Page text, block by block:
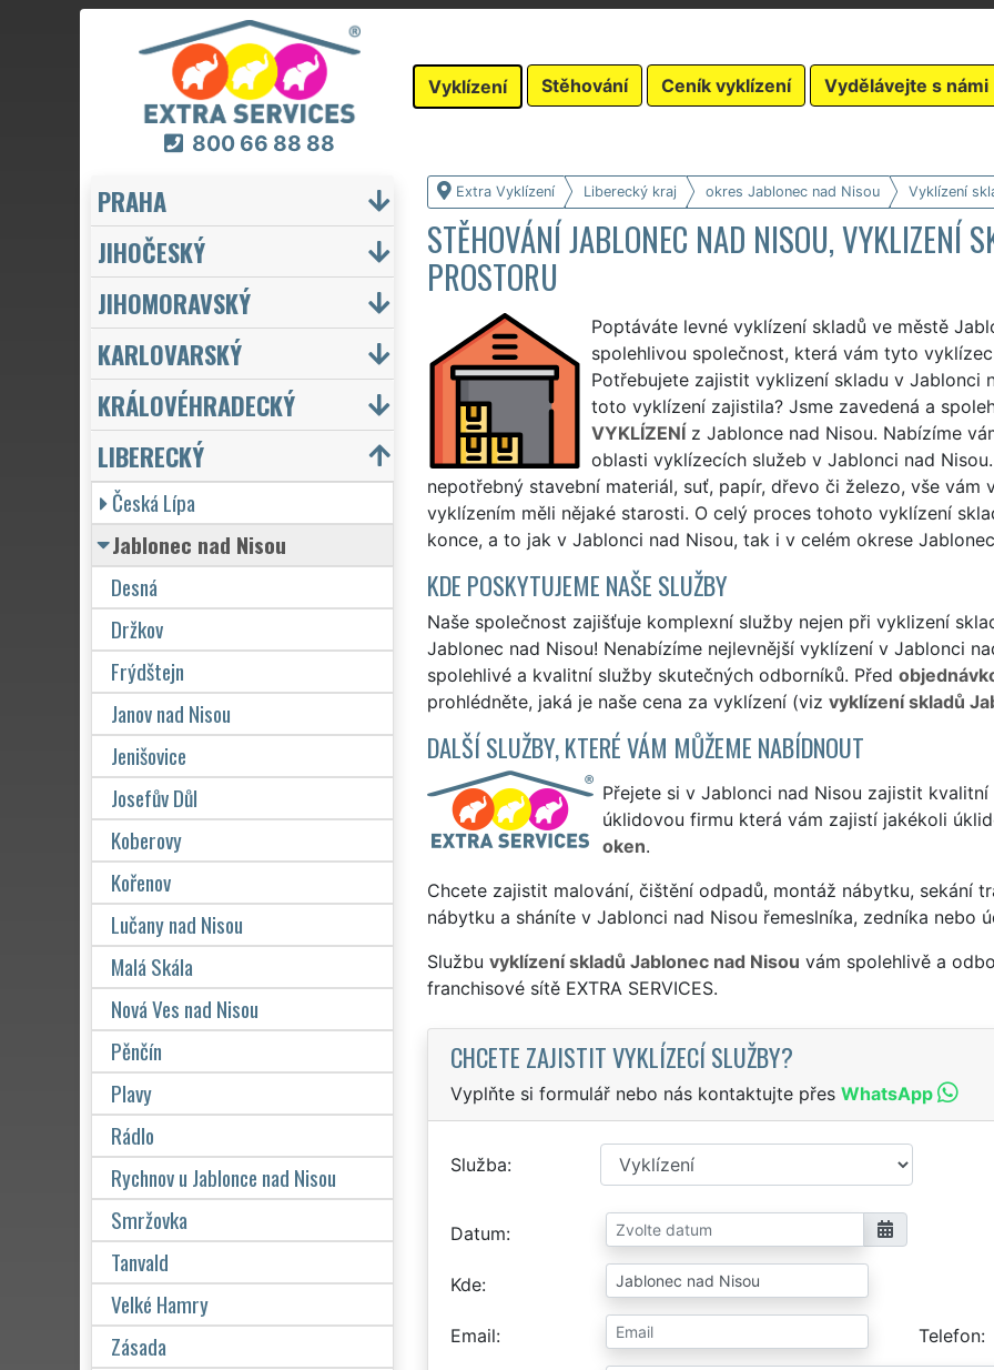
800 66 88 88
Vyklízení Stěhování Ceník vyklízení Vydělávejte s námi
Extra Vyklízení Liberecký kraj okres Jablonec nad Nisou Vyklízení
STĚHOVÁNÍ JABLONEC NAD NISOU, VYKLIZENÍ
PROSTORU
Poptáváte levné vyklízení skladů ve městě
spolehlivou společnost, která vám tyto
Potřebujete zajistit vyklizení skladu v Jablonci
toto vyklízení zajistila? Jsme zavedená a
VYKLÍZENÍz Jablonce nad Nisou. Nabízíme
oblasti vyklízecích služeb v Jablonci nad
nepotřebný stavební materiál, suť, papír, dřevo či železo, vše
vyklízením měli nějaké starosti. O celý proces tohoto vyklízení
konce, a to jak v Jablonci nad Nisou, tak i v celém okrese
KDE POSKYTUJEME NAŠE SLUŽBY
Naše společnost zajišťuje komplexní služby nejen při vyklizení
Jablonec nad Nisou! Nenabízíme nejlevnější vyklízení v Jablonci
spolehlivé a kvalitní služby skutečných odborníků. Před
prohlédněte, jaká je naše cena za vyklízení (viz vyklízení skladů
DALŠÍ SLUŽBY, KTERÉ VÁM MŮŽEME NABÍDNOUT
Přejete si v Jablonci nad Nisou zajistit
úklidovou firmu která vám zajistí jakékoli
oken.
Chcete zajistit malování, čištění odpadů, montáž nábytku, sekání
nábytku a sháníte v Jablonci nad Nisou řemeslníka, zedníka nebo
Službu vyklízení skladů Jablonec nad Nisou vám spolehlivě a
franchisové sítě EXTRA SERVICES.
CHCETE ZAJISTIT VYKLÍZECÍ SLUŽBY?
Vyplňte si formulář nebo nás kontaktujte přes WhatsApp
Služba
Datum
Kde
Email Telefon
PRAHA
JIHOČESKÝ
JIHOMORAVSKÝ
KARLOVARSKÝ
KRÁLOVÉHRADECKÝ
LIBERECKÝ
Česká Lípa
Jablonec nad Nisou
Desná
Držkov
Frýdštejn
Janov nad Nisou
Jenišovice
Josefův Důl
Koberovy
Kořenov
Lučany nad Nisou
Malá Skála
Nová Ves nad Nisou
Pěnčín
Plavy
Rádlo
Rychnov u Jablonce nad Nisou
Smržovka
Tanvald
Velké Hamry
Zásada